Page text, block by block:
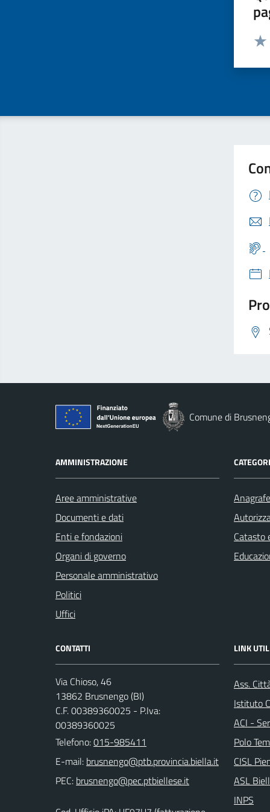
Comune di
AMMINISTRAZIONE
Aree amministrative
Documenti e dati
Enti e fondazioni
Organi di governo
Personale amministrativo
Politici
Uffici
Catasto
CONTATTI
Via Chioso, 46
13862 Brusnengo (BI)
C.F. 00389360025 - P.Iva:
00389360025
Telefono:015-985411
E-mail:
PEC:
LINK
Ass.
Istituto
ACI -
Polo
CISL
ASL
INPS